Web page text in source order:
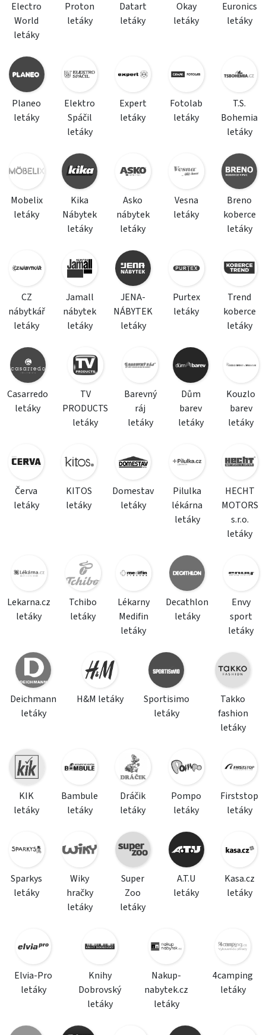
Electro
World
letáky
Proton
letáky
Datart
letáky
Okay
letáky
Euronics
letáky
Planeo
letáky
Elektro
Spáčil
letáky
Expert
letáky
Fotolab
letáky
T.S.
Bohemia
letáky
Mobelix
letáky
Kika
Nábytek
letáky
Asko
nábytek
letáky
Vesna
letáky
Breno
koberce
letáky
CZ
nábytkář
letáky
Jamall
nábytek
letáky
JENA-
NÁBYTEK
letáky
Purtex
letáky
Trend
koberce
letáky
Casarredo
letáky
TV
PRODUCTS
letáky
Barevný
ráj
letáky
Dům
barev
letáky
Kouzlo
barev
letáky
Červa
letáky
KITOS
letáky
Domestav
letáky
Pilulka
lékárna
letáky
HECHT
MOTORS
s.r.o.
letáky
Lekarna.cz
letáky
Tchibo
letáky
Lékarny
Medifin
letáky
Decathlon
letáky
Envy
sport
letáky
Deichmann
letáky
H&M letáky
Sportisimo
letáky
Takko
fashion
letáky
KIK
letáky
Bambule
letáky
Dráčik
letáky
Pompo
letáky
Firststop
letáky
Sparkys
letáky
Wiky
hračky
letáky
Super
Zoo
letáky
A.T.U
letáky
Kasa.cz
letáky
Elvia-Pro
letáky
Knihy
Dobrovský
letáky
Nakup-
nabytek.cz
letáky
4camping
letáky